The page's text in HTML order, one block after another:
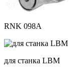
RNK 098A
для станка LBM